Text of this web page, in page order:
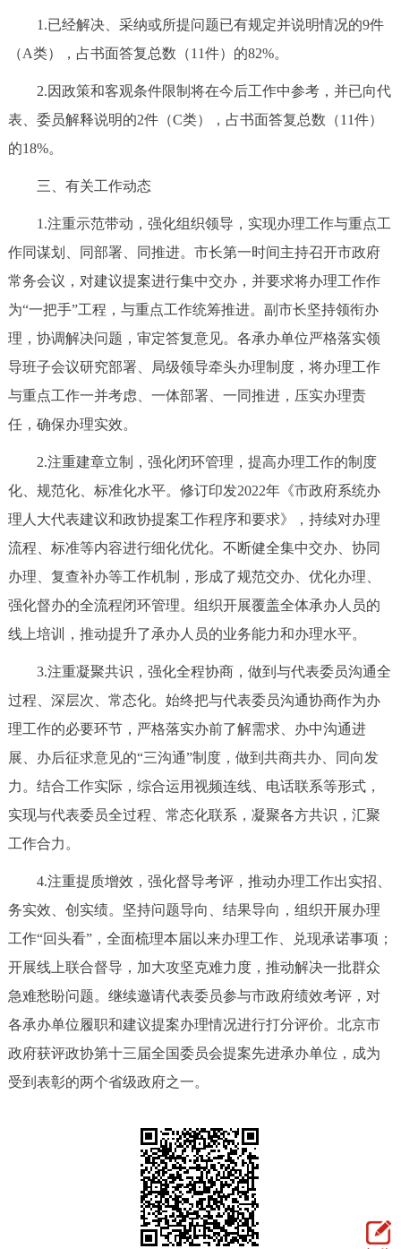
走进北京
北京概况 十六区概览 人文北京
绿色北京
多语种
ENGLISH 한국어 日本語
ESPAÑOL العربية PORTUGUÊS
ITALIANO
回到顶部
1.已经解决、采纳或所提问题已有规定并说明情况的9件
（A类），占书面答复总数（11件）的82%。
2.因政策和客观条件限制将在今后工作中参考，并已向代
表、委员解释说明的2件（C类），占书面答复总数（11件）
的18%。
三、有关工作动态
1.注重示范带动，强化组织领导，实现办理工作与重点工
作同谋划、同部署、同推进。市长第一时间主持召开市政府
常务会议，对建议提案进行集中交办，并要求将办理工作作
为“一把手”工程，与重点工作统筹推进。副市长坚持领衔办
理，协调解决问题，审定答复意见。各承办单位严格落实领
导班子会议研究部署、局级领导牵头办理制度，将办理工作
与重点工作一并考虑、一体部署、一同推进，压实办理责
任，确保办理实效。
2.注重建章立制，强化闭环管理，提高办理工作的制度
化、规范化、标准化水平。修订印发2022年《市政府系统办
理人大代表建议和政协提案工作程序和要求》，持续对办理
流程、标准等内容进行细化优化。不断健全集中交办、协同
办理、复查补办等工作机制，形成了规范交办、优化办理、
强化督办的全流程闭环管理。组织开展覆盖全体承办人员的
线上培训，推动提升了承办人员的业务能力和办理水平。
3.注重凝聚共识，强化全程协商，做到与代表委员沟通全
过程、深层次、常态化。始终把与代表委员沟通协商作为办
理工作的必要环节，严格落实办前了解需求、办中沟通进
展、办后征求意见的“三沟通”制度，做到共商共办、同向发
力。结合工作实际，综合运用视频连线、电话联系等形式，
实现与代表委员全过程、常态化联系，凝聚各方共识，汇聚
工作合力。
4.注重提质增效，强化督导考评，推动办理工作出实招、
务实效、创实绩。坚持问题导向、结果导向，组织开展办理
工作“回头看”，全面梳理本届以来办理工作、兑现承诺事项；
开展线上联合督导，加大攻坚克难力度，推动解决一批群众
急难愁盼问题。继续邀请代表委员参与市政府绩效考评，对
各承办单位履职和建议提案办理情况进行打分评价。北京市
政府获评政协第十三届全国委员会提案先进承办单位，成为
受到表彰的两个省级政府之一。